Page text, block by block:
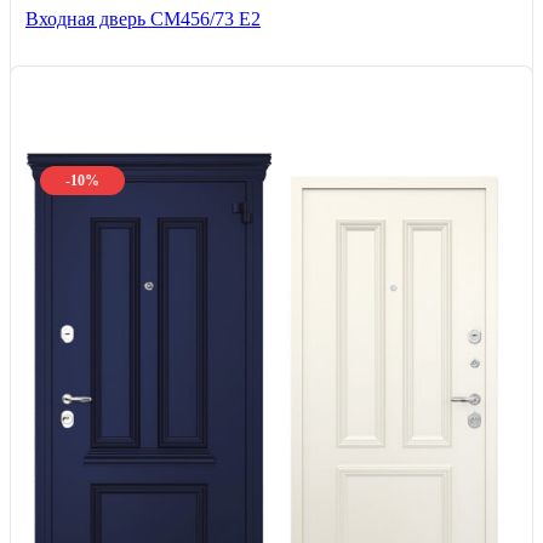
Входная дверь СМ456/73 Е2
-10%